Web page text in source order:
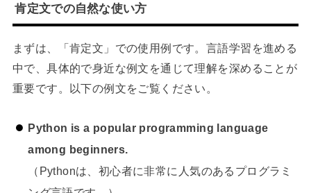
肯定文での自然な使い方
まずは、「肯定文」での使用例です。言語学習を進める
中で、具体的で身近な例文を通じて理解を深めることが
重要です。以下の例文をご覧ください。
Python is a popular programming language
among beginners.
（Pythonは、初心者に非常に人気のあるプログラミ